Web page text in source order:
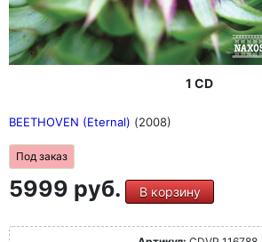
1 CD
BEETHOVEN (Eternal) (2008)
Под заказ
5999 руб. В корзину